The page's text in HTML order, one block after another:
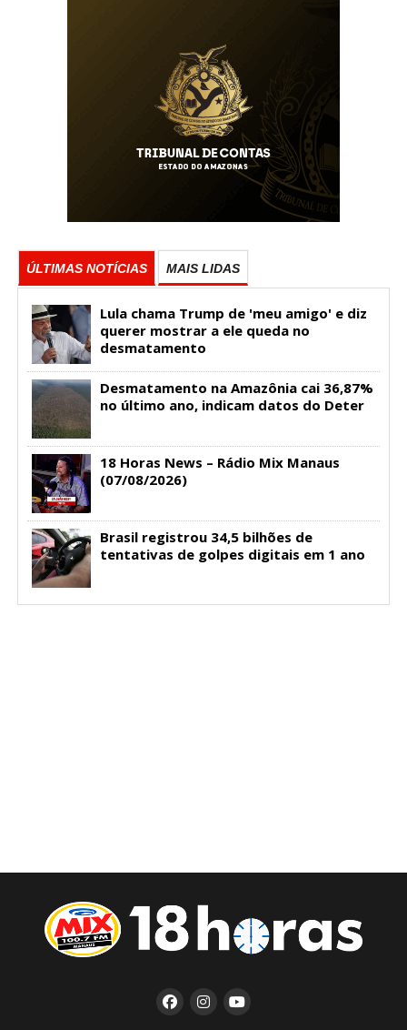
ÚLTIMAS NOTÍCIAS MAIS LIDAS
Lula chama Trump de 'meu amigo' e diz
querer mostrar a ele queda no
desmatamento
Desmatamento na Amazônia cai 36,87%
no último ano, indicam datos do Deter
18 Horas News​​​​​​​​​​​​ – Rádio Mix Manaus
(07/08/2026)
Brasil registrou 34,5 bilhões de
tentativas de golpes digitais em 1 ano